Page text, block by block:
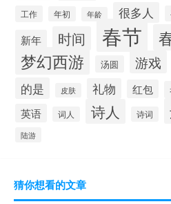
工作 年初 年龄 很多人
新年 时间 春节
梦幻西游 汤圆 游戏
的是 皮肤 礼物 红包
英语 词人 诗人 诗词
陆游
猜你想看的文章